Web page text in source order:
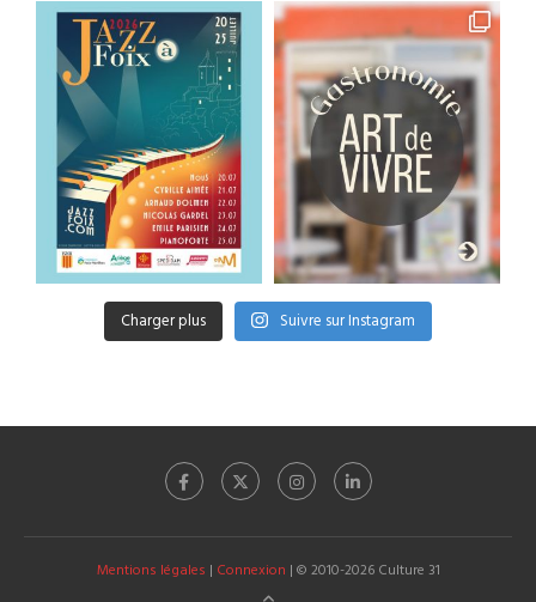
Charger plus Suivre sur Instagram
Mentions légales | Connexion | © 2010-2026 Culture 31